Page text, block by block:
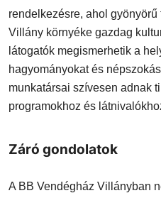
rendelkezésre, ahol
Villány környéke gazdag
látogatók megismerhetik a
hagyományokat és
munkatársai szívesen adnak
programokhoz és
Záró gondolatok
A BB Vendégház Villányban